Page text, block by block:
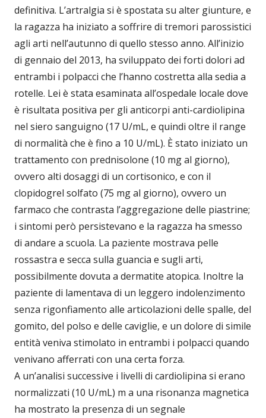
definitiva. L’artralgia si è spostata su alter giunture, e
la ragazza ha iniziato a soffrire di tremori parossistici
agli arti nell’autunno di quello stesso anno. All’inizio
di gennaio del 2013, ha sviluppato dei forti dolori ad
entrambi i polpacci che l’hanno costretta alla sedia a
rotelle. Lei è stata esaminata all’ospedale locale dove
è risultata positiva per gli anticorpi anti-cardiolipina
nel siero sanguigno (17 U/mL, e quindi oltre il range
di normalità che è fino a 10 U/mL). È stato iniziato un
trattamento con prednisolone (10 mg al giorno),
ovvero alti dosaggi di un cortisonico, e con il
clopidogrel solfato (75 mg al giorno), ovvero un
farmaco che contrasta l’aggregazione delle piastrine;
i sintomi però persistevano e la ragazza ha smesso
di andare a scuola. La paziente mostrava pelle
rossastra e secca sulla guancia e sugli arti,
possibilmente dovuta a dermatite atopica. Inoltre la
paziente di lamentava di un leggero indolenzimento
senza rigonfiamento alle articolazioni delle spalle, del
gomito, del polso e delle caviglie, e un dolore di simile
entità veniva stimolato in entrambi i polpacci quando
venivano afferrati con una certa forza.
A un’analisi successive i livelli di cardiolipina si erano
normalizzati (10 U/mL) m a una risonanza magnetica
ha mostrato la presenza di un segnale